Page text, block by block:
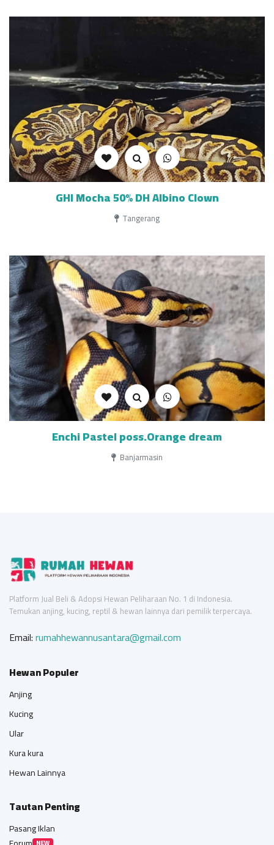
GHI Mocha 50% DH Albino Clown
Tangerang
Enchi Pastel poss.Orange dream
Banjarmasin
Platform Jual Beli & Adopsi Hewan Peliharaan No. 1 di Indonesia.
Temukan anjing, kucing, reptil & hewan lainnya dari pemilik terpercaya.
Email:rumahhewannusantara@gmail.com
Hewan Populer
Anjing
Kucing
Ular
Kura kura
Hewan Lainnya
Tautan Penting
Pasang Iklan